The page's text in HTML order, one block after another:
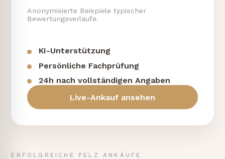
Anonymisierte Beispiele typischer
Bewertungsverläufe.
KI-Unterstützung
Persönliche Fachprüfung
24h nach vollständigen Angaben
Live-Ankauf ansehen
ERFOLGREICHE PELZ ANKÄUFE